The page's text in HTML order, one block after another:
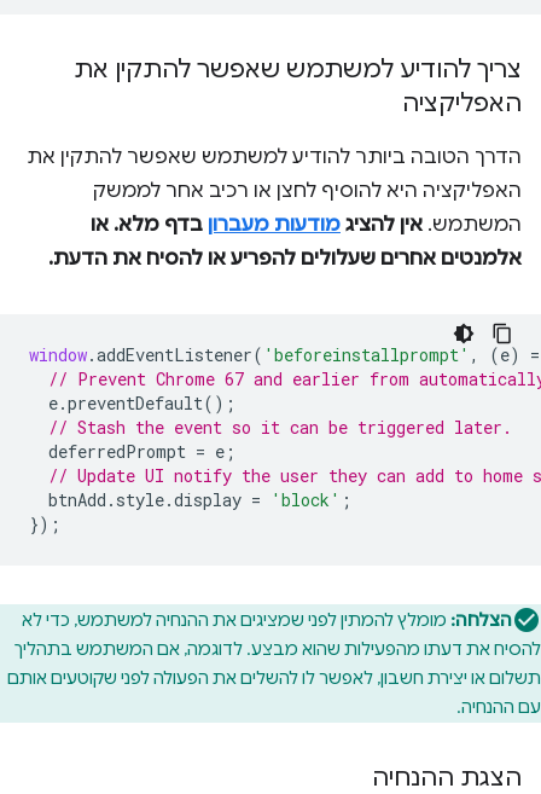
צריך להודיע למשתמש שאפשר להתקין את
האפליקציה
הדרך הטובה ביותר להודיע למשתמש שאפשר להתקין את
האפליקציה היא להוסיף לחצן או רכיב אחר לממשק
המשתמש. אין להציג מודעות מעברון בדף מלא. או
אלמנטים אחרים שעלולים להפריע או להסיח את הדעת.
window.addEventListener( 'beforeinstallprompt' , (e) =
// Prevent Chrome 67 and earlier from
e.preventDefault();
// Stash the event so it can be triggered later.
deferredPrompt = e ;
// Update UI notify the user they can add to home
btnAdd . style.display = 'block' ;
});
הצלחה: מומלץ להמתין לפני שמציגים את ההנחיה למשתמש, כדי לא
להסיח את דעתו מהפעילות שהוא מבצע. לדוגמה, אם המשתמש בתהליך
תשלום או יצירת חשבון, לאפשר לו להשלים את הפעולה לפני שקוטעים אותם
עם ההנחיה.
הצגת ההנחיה